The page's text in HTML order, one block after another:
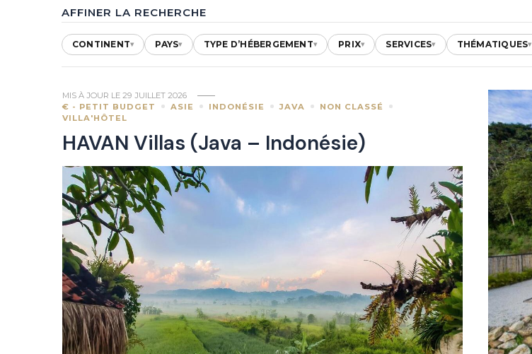
AFFINER LA RECHERCHE
CONTINENT▾ PAYS▾ TYPE D’HÉBERGEMENT▾ PRIX▾ SERVICES▾ THÉMATIQUES▾
MIS À JOUR LE 29 JUILLET 2026
€ - PETIT BUDGET
ASIE INDONÉSIE JAVA
NON CLASSÉ
VILLA'HÔTEL
HAVAN Villas (Java – Indonésie)